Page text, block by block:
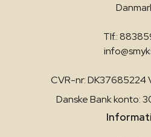
Tlf.:
CVR-nr: DK37685224
Danske Bank konto: